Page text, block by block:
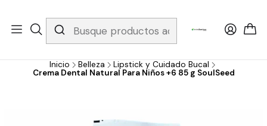
Whatsapp 3229079958/ Fijo 6019251796 / Envios a todo el país y
gratis apartir de 199.000!
Inicio Belleza
Lipstick y Cuidado Bucal
Crema Dental Natural Para Niños +6 85 g SoulSeed